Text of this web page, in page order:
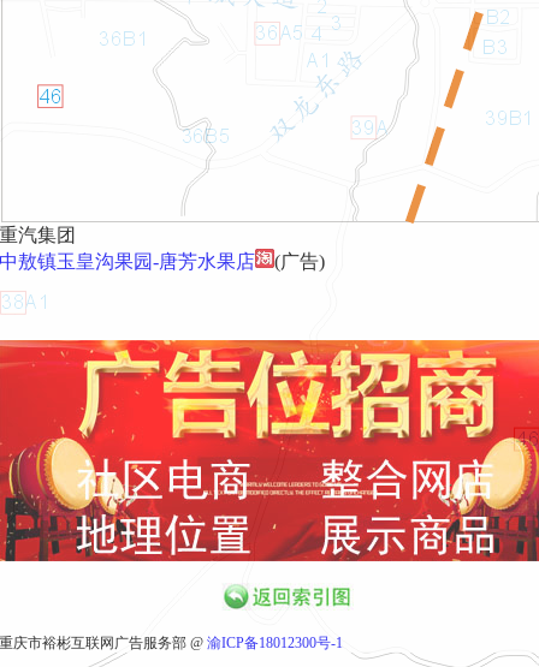
重汽集团
中敖镇玉皇沟果园-唐芳水果店
(广告)
重庆市裕彬互联网广告服务部 @ 渝ICP备18012300号-1